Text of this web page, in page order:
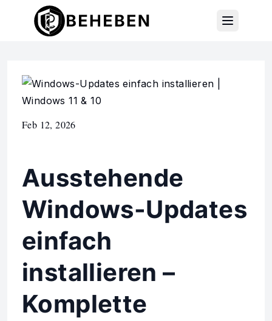
Feb 12, 2026
Ausstehende
Windows-Updates
einfach
installieren –
Komplette